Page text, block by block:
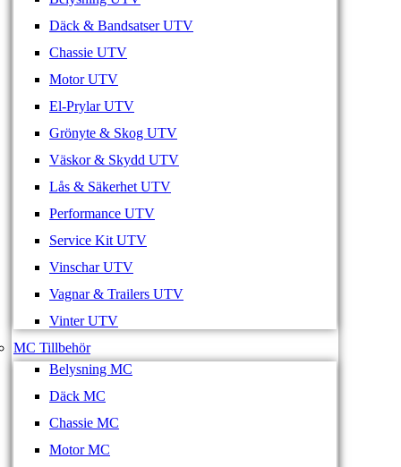
Däck & Bandsatser UTV
Chassie UTV
Motor UTV
El-Prylar UTV
Grönyte & Skog UTV
Väskor & Skydd UTV
Lås & Säkerhet UTV
Performance UTV
Service Kit UTV
Vinschar UTV
Vagnar & Trailers UTV
Vinter UTV
MC Tillbehör
Belysning MC
Däck MC
Chassie MC
Motor MC